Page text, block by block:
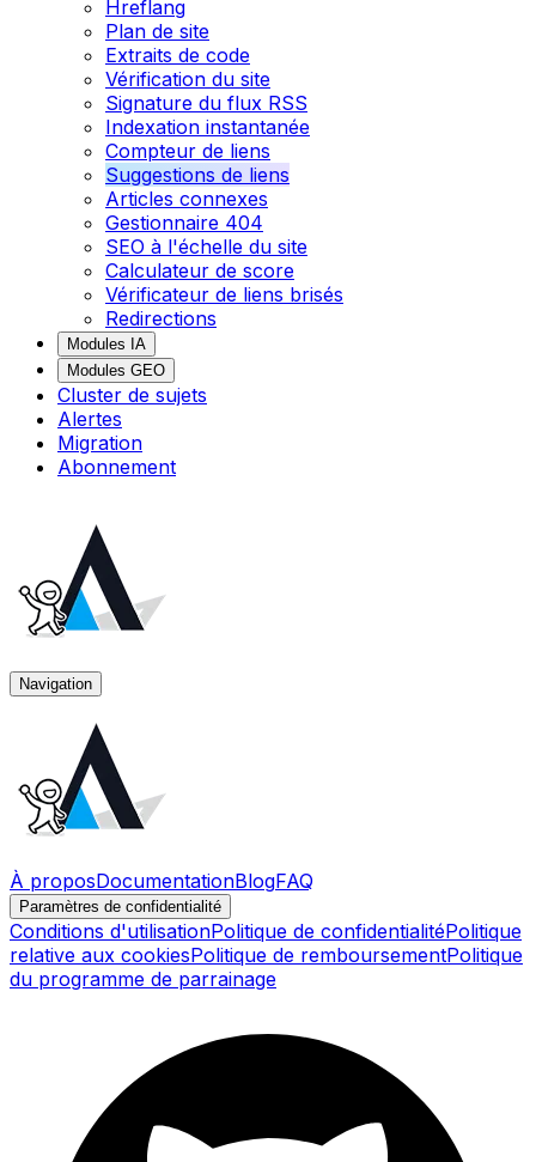
Hreflang
Plan de site
Extraits de code
Vérification du site
Signature du flux RSS
Indexation instantanée
Compteur de liens
Suggestions de liens
Articles connexes
Gestionnaire 404
SEO à l'échelle du site
Calculateur de score
Vérificateur de liens brisés
Redirections
Modules IA
Modules GEO
Cluster de sujets
Alertes
Migration
Abonnement
Navigation
À proposDocumentationBlogFAQ
Paramètres de confidentialité
Conditions d'utilisationPolitique de confidentialitéPolitique
relative aux cookiesPolitique de remboursementPolitique
du programme de parrainage